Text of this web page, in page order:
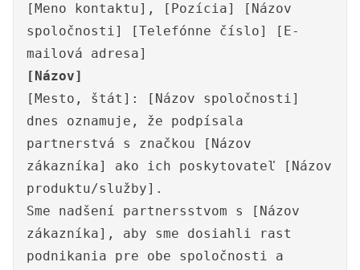
[Meno kontaktu], [Pozícia] [Názov
spoločnosti] [Telefónne číslo] [E-
mailová adresa]
[Názov]
[Mesto, štát]: [Názov spoločnosti]
dnes oznamuje, že podpísala
partnerstvá s značkou [Názov
zákazníka] ako ich poskytovateľ [Názov
produktu/služby].
Sme nadšení partnersstvom s [Názov
zákazníka], aby sme dosiahli rast
podnikania pre obe spoločnosti a